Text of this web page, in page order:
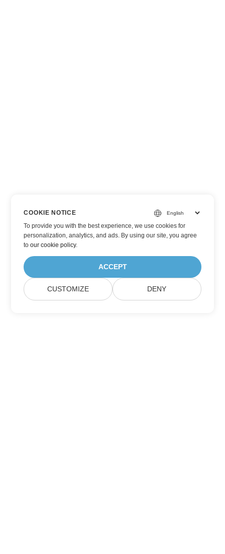
COOKIE NOTICE
To provide you with the best experience, we use cookies for
personalization, analytics, and ads. By using our site, you agree
toour cookie policy.
ACCEPT
CUSTOMIZE DENY